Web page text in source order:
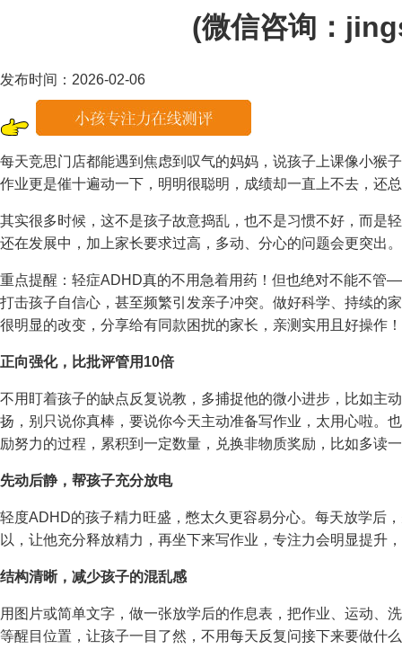
(微信咨询：
发布时间：2026-02-06
每天竞思门店都能遇到焦虑到叹气的妈妈，说孩子上课像小猴
作业更是催十遍动一下，明明很聪明，成绩却一直上不去，还
其实很多时候，这不是孩子故意捣乱，也不是习惯不好，而是
还在发展中，加上家长要求过高，多动、分心的问题会更突出。
重点提醒：轻症ADHD真的不用急着用药！但也绝对不能不
打击孩子自信心，甚至频繁引发亲子冲突。做好科学、持续的
很明显的改变，分享给有同款困扰的家长，亲测实用且好操作！
正向强化，比批评管用10倍
不用盯着孩子的缺点反复说教，多捕捉他的微小进步，比如主
扬，别只说你真棒，要说你今天主动准备写作业，太用心啦。
励努力的过程，累积到一定数量，兑换非物质奖励，比如多读
先动后静，帮孩子充分放电
轻度ADHD的孩子精力旺盛，憋太久更容易分心。每天放学后
以，让他充分释放精力，再坐下来写作业，专注力会明显提升
结构清晰，减少孩子的混乱感
用图片或简单文字，做一张放学后的作息表，把作业、运动、
等醒目位置，让孩子一目了然，不用每天反复问接下来要做什